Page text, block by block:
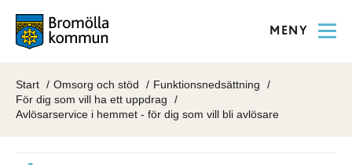
MENY
Start Omsorg och stöd
Funktionsnedsättning
För dig som vill ha ett uppdrag
Avlösarservice i hemmet - för dig som vill bli avlösare